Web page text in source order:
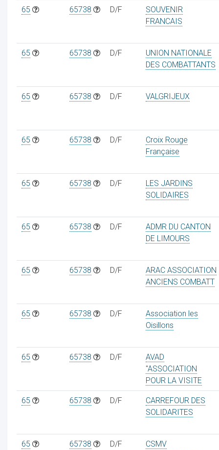
65 65738 D/F
SOUVENIR
FRANCAIS
65 65738 D/F
UNION NATIONALE
DES COMBATTANTS
65 65738 D/F VALGRIJEUX
65 65738 D/F
Croix Rouge
Française
65 65738 D/F
LES JARDINS
SOLIDAIRES
65 65738 D/F
ADMR DU CANTON
DE LIMOURS
65 65738 D/F
ARAC ASSOCIATION
ANCIENS COMBATT
65 65738 D/F
Association les
Oisillons
65 65738 D/F
AVAD
"ASSOCIATION
POUR LA VISITE
65 65738 D/F
CARREFOUR DES
SOLIDARITES
65 65738 D/F
CSMV